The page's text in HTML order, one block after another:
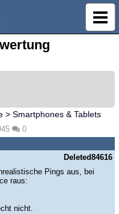
> Smartphones & Tablets
0
Deleted84616
Pings aus, bei
raus:
nicht.